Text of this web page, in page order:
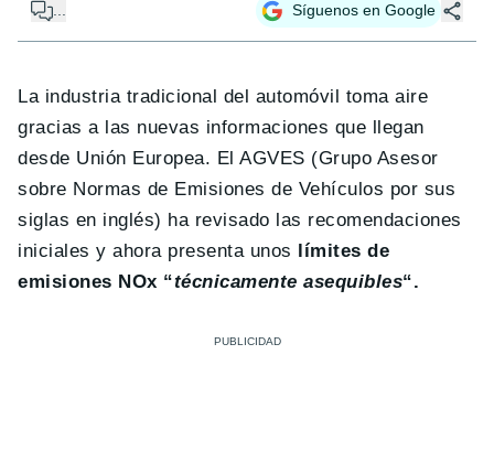
... Síguenos en Google
La industria tradicional del automóvil toma aire
gracias a las nuevas informaciones que llegan
desde Unión Europea. El AGVES (Grupo Asesor
sobre Normas de Emisiones de Vehículos por sus
siglas en inglés) ha revisado las recomendaciones
iniciales y ahora presenta unos límites de
emisiones NOx “técnicamente asequibles“.